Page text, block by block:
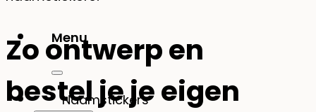
Menu
Naamstickers
Zo ontwerp en
bestel je je eigen